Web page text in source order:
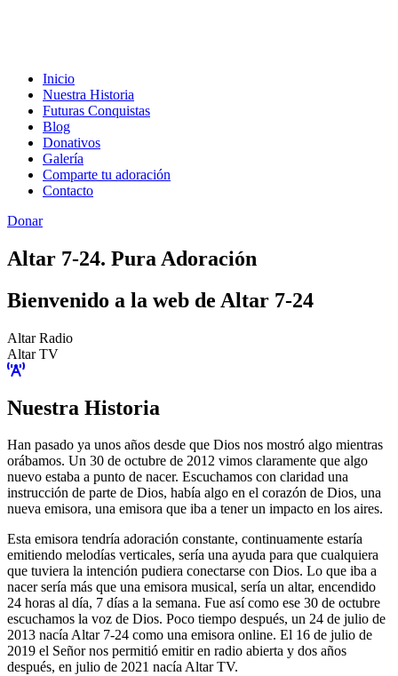
Inicio
Nuestra Historia
Futuras Conquistas
Blog
Donativos
Galería
Comparte tu adoración
Contacto
Donar
Altar 7-24. Pura Adoración
Bienvenido a la web de Altar 7-24
Altar Radio
Altar TV
Nuestra Historia
Han pasado ya unos años desde que Dios nos mostró algo mientras
orábamos. Un 30 de octubre de 2012 vimos claramente que algo
nuevo estaba a punto de nacer. Escuchamos con claridad una
instrucción de parte de Dios, había algo en el corazón de Dios, una
nueva emisora, una emisora que iba a tener un impacto en los aires.
Esta emisora tendría adoración constante, continuamente estaría
emitiendo melodías verticales, sería una ayuda para que cualquiera
que tuviera la intención pudiera conectarse con Dios. Lo que iba a
nacer sería más que una emisora musical, sería un altar, encendido
24 horas al día, 7 días a la semana. Fue así como ese 30 de octubre
escuchamos la voz de Dios. Poco tiempo después, un 24 de julio de
2013 nacía Altar 7-24 como una emisora online. El 16 de julio de
2019 el Señor nos permitió emitir en radio abierta y dos años
después, en julio de 2021 nacía Altar TV.